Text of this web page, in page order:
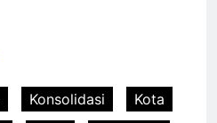
Konsolidasi
Kota